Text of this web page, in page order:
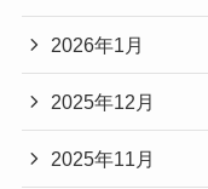
2026年1月
2025年12月
2025年11月